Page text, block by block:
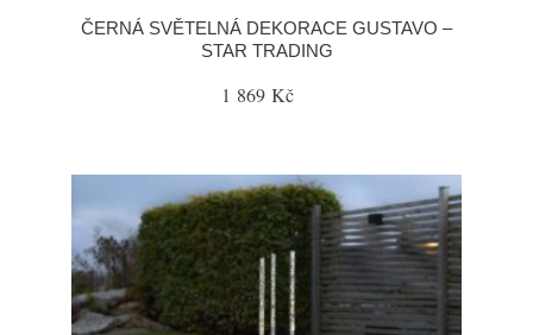
ČERNÁ SVĚTELNÁ DEKORACE GUSTAVO –
STAR TRADING
1 869 Kč